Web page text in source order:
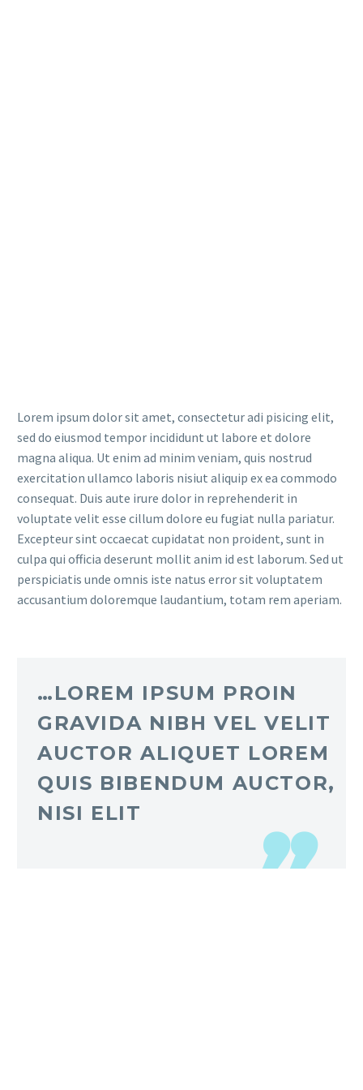
Lorem ipsum dolor sit amet, consectetur adi pisicing elit,
sed do eiusmod tempor incididunt ut labore et dolore
magna aliqua. Ut enim ad minim veniam, quis nostrud
exercitation ullamco laboris nisiut aliquip ex ea commodo
consequat. Duis aute irure dolor in reprehenderit in
voluptate velit esse cillum dolore eu fugiat nulla pariatur.
Excepteur sint occaecat cupidatat non proident, sunt in
culpa qui officia deserunt mollit anim id est laborum. Sed ut
perspiciatis unde omnis iste natus error sit voluptatem
accusantium doloremque laudantium, totam rem aperiam.
…LOREM IPSUM PROIN
GRAVIDA NIBH VEL VELIT
AUCTOR ALIQUET LOREM
QUIS BIBENDUM AUCTOR,
NISI ELIT